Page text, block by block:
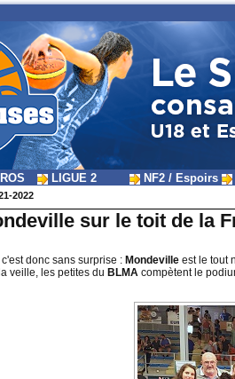
LIGUE 2 NF2 / Espoirs
2022
sur le toit de la
donc sans surprise : Mondeville est le tout
veille, les petites du BLMA compètent le